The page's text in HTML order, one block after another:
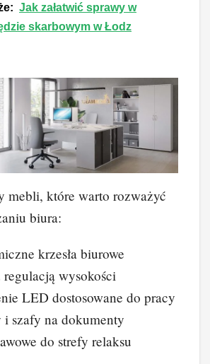
Jak załatwić sprawy w
skarbowym w Łodz
mebli, które warto rozważyć
biura:
krzesła biurowe
wysokości
LED dostosowane do pracy
szafy na dokumenty
do strefy relaksu